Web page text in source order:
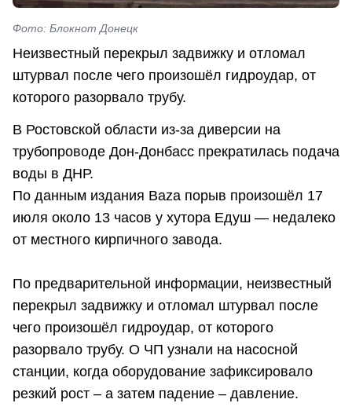
Фото: Блокнот Донецк
Неизвестный перекрыл задвижку и отломал
штурвал после чего произошёл гидроудар, от
которого разорвало трубу.
В Ростовской области из-за диверсии на
трубопроводе Дон-Донбасс прекратилась подача
воды в ДНР.
По данным издания Baza порыв произошёл 17
июля около 13 часов у хутора Едуш — недалеко
от местного кирпичного завода.
По предварительной информации, неизвестный
перекрыл задвижку и отломал штурвал после
чего произошёл гидроудар, от которого
разорвало трубу. О ЧП узнали на насосной
станции, когда оборудование зафиксировало
резкий рост – а затем падение – давление.